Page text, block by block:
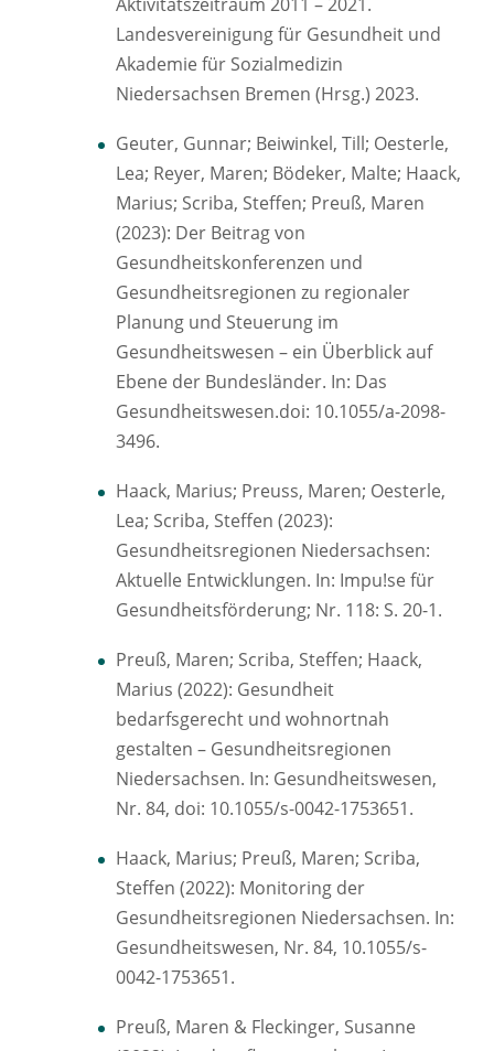
Landesvereinigung für Gesundheit und
Akademie für Sozialmedizin
Niedersachsen Bremen (Hrsg.) 2023.
Geuter, Gunnar; Beiwinkel, Till; Oesterle,
Lea; Reyer, Maren; Bödeker, Malte; Haack,
Marius; Scriba, Steffen; Preuß, Maren
(2023): Der Beitrag von
Gesundheitskonferenzen und
Gesundheitsregionen zu regionaler
Planung und Steuerung im
Gesundheitswesen – ein Überblick auf
Ebene der Bundesländer. In: Das
Gesundheitswesen.doi: 10.1055/a-2098-
3496.
Haack, Marius; Preuss, Maren; Oesterle,
Lea; Scriba, Steffen (2023):
Gesundheitsregionen Niedersachsen:
Aktuelle Entwicklungen. In: Impu!se für
Gesundheitsförderung; Nr. 118: S. 20-1.
Preuß, Maren; Scriba, Steffen; Haack,
Marius (2022): Gesundheit
bedarfsgerecht und wohnortnah
gestalten – Gesundheitsregionen
Niedersachsen. In: Gesundheitswesen,
Nr. 84, doi: 10.1055/s-0042-1753651.
Haack, Marius; Preuß, Maren; Scriba,
Steffen (2022): Monitoring der
Gesundheitsregionen Niedersachsen. In:
Gesundheitswesen, Nr. 84, 10.1055/s-
0042-1753651.
Preuß, Maren & Fleckinger, Susanne